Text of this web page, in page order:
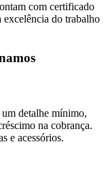
com certificado
excelência do trabalho
detalhe mínimo,
na cobrança.
e acessórios.